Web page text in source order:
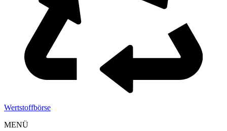
Wertstoffbörse
MENÜ